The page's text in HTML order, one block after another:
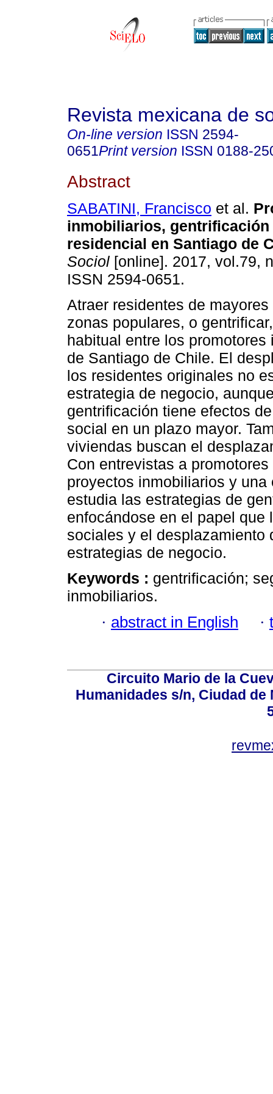
Revista mexicana de
On-line version ISSN 2594-
0651Print version ISSN 0188-
Abstract
SABATINI, Francisco et al.
inmobiliarios,
residencial en Santiago de
Sociol [online]. 2017, vol.79,
ISSN 2594-0651.
Atraer residentes de
zonas populares, o
habitual entre los promotores
de Santiago de Chile. El
los residentes originales no
estrategia de negocio,
gentrificación tiene efectos
social en un plazo mayor.
viviendas buscan el
Con entrevistas a
proyectos inmobiliarios y
estudia las estrategias de
enfocándose en el papel
sociales y el desplazamiento
estrategias de negocio.
Keywords : gentrificación;
inmobiliarios.
· abstract in English ·
Circuito Mario de la
Humanidades s/n, Ciudad de